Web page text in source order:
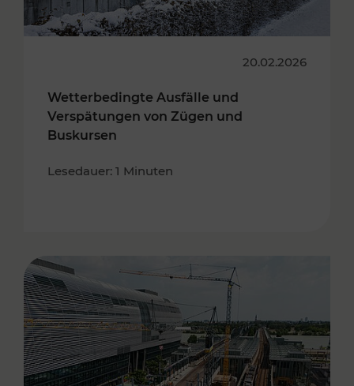
20.02.2026
Wetterbedingte Ausfälle und
Verspätungen von Zügen und
Buskursen
Lesedauer: 1 Minuten